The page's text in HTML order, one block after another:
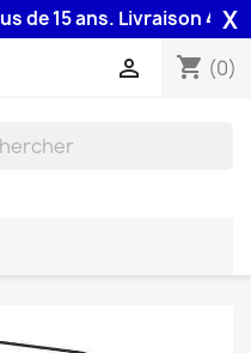
15 ans. Livraison 48H X
shopping_cart (0)
